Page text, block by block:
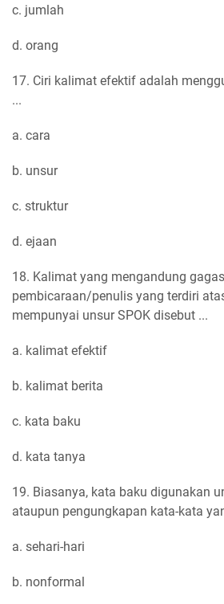
c. jumlah
d. orang
17. Ciri kalimat efektif adalah
...
a. cara
b. unsur
c. struktur
d. ejaan
18. Kalimat yang mengandung
pembicaraan/penulis yang terdiri
mempunyai unsur SPOK disebut ...
a. kalimat efektif
b. kalimat berita
c. kata baku
d. kata tanya
19. Biasanya, kata baku digunakan
ataupun pengungkapan kata-kata
a. sehari-hari
b. nonformal